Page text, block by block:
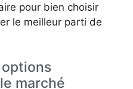
pour bien choisir
le meilleur parti de
marché